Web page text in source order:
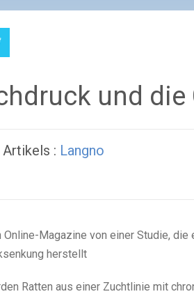
und die
: Langno
Online-Magazine von einer Studie,
herstellt
Ratten aus einer Zuchtlinie mit